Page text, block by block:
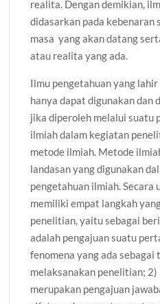
realita. Dengan demikian,
didasarkan pada kebenaran
masa yang akan datang
atau realita yang ada.
Ilmu pengetahuan yang
hanya dapat digunakan dan
jika diperoleh melalui suatu
ilmiah dalam kegiatan
metode ilmiah. Metode
landasan yang digunakan
pengetahuan ilmiah. Secara
memiliki empat langkah
penelitian, yaitu sebagai
adalah pengajuan suatu
fenomena yang ada
melaksanakan penelitian;
merupakan pengajuan